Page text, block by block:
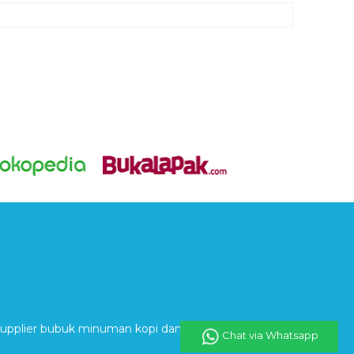
bubuk minuman kopi dan aneka rasa -Chat via Whatsapp